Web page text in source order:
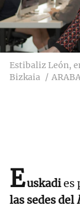
Estibaliz León,
Bizkaia
Euskadies
las sedes del